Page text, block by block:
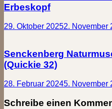
Erbeskopf
29. Oktober 20252. November
Senckenberg
(Quickie 32)
28. Februar 20245. November
Schreibe einen